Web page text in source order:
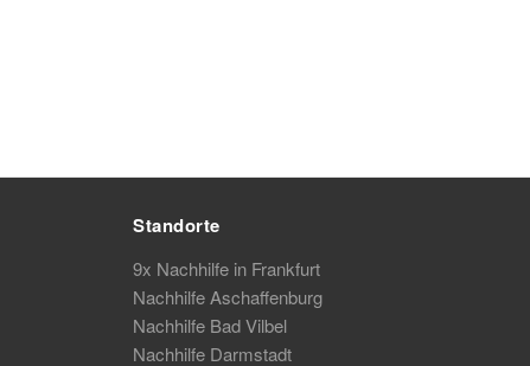
Standorte
9x Nachhilfe in Frankfurt
Nachhilfe Aschaffenburg
Nachhilfe Bad Vilbel
Nachhilfe Darmstadt